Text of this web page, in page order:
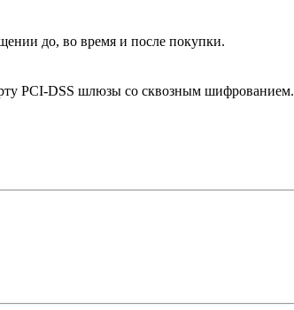
до, во время и после покупки.
PCI-DSS шлюзы со сквозным шифрованием.